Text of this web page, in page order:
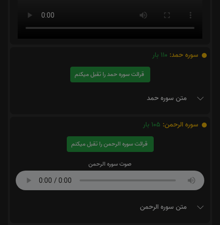
سوره حمد: 110 بار
قرائت سوره حمد را تقبل میکنم
متن سوره حمد
سوره الرحمن: 105 بار
قرائت سوره الرحمن را تقبل میکنم
صوت سوره الرحمن
متن سوره الرحمن